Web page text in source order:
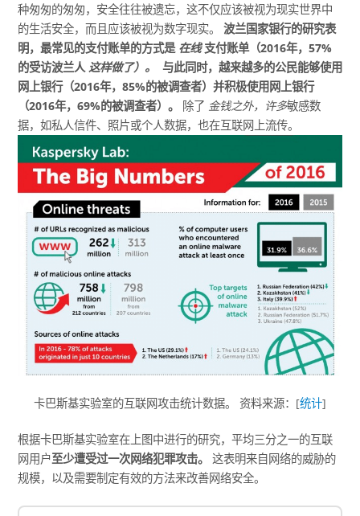
种匆匆的匆匆，安全往往被遗忘，这不仅应该被视为现实世界中
的生活安全，而且应该被视为数字现实。 波兰国家银行的研究表
明，最常见的支付账单的方式是 在线支付账单（2016年，57%
的受访波兰人这样做了）。 与此同时，越来越多的公民能够使用
网上银行（2016年，85%的被调查者）并积极使用网上银行
（2016年，69%的被调查者）。
除了 金钱之外，许多敏感数
据，如私人信件、照片或个人数据，也在互联网上流传。
卡巴斯基实验室的互联网攻击统计数据。 资料来源：[统计]
根据卡巴斯基实验室在上图中进行的研究，平均三分之一的互联
网用户至少遭受过一次网络犯罪攻击。
这表明来自网络的威胁的
规模，以及需要制定有效的方法来改善网络安全。